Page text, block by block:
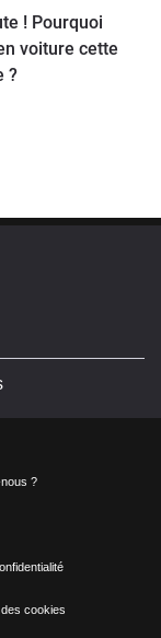
! Pourquoi
voiture cette
?
?
cookies